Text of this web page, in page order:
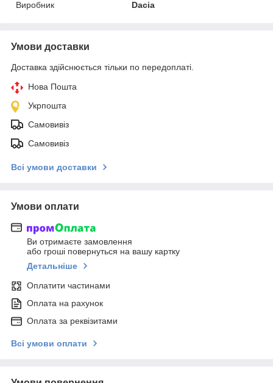
Виробник Dacia
Умови доставки
Доставка здійснюється тільки по передоплаті.
Нова Пошта
Укрпошта
Самовивіз
Самовивіз
Всі умови доставки
Умови оплати
Ви отримаєте замовлення
або гроші повернуться на вашу картку
Детальніше
Оплатити частинами
Оплата на рахунок
Оплата за реквізитами
Всі умови оплати